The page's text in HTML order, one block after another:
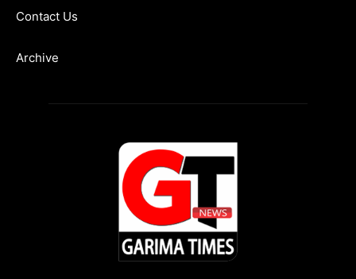
Contact Us
Archive